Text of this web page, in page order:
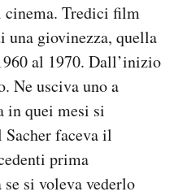
cinema. Tredici film
una giovinezza, quella
al 1970. Dall’inizio
Ne usciva uno a
in quei mesi si
faceva il
prima
si voleva vederlo